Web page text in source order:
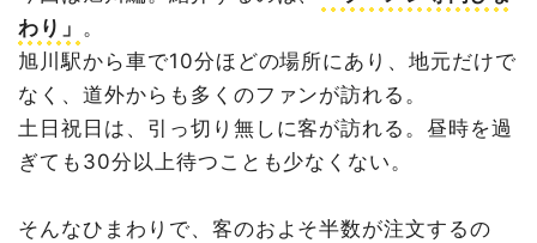
わり」 。
旭川駅から車で10分ほどの場所にあり、地元だけで
なく、道外からも多くのファンが訪れる。
土日祝日は、引っ切り無しに客が訪れる。昼時を過
ぎても30分以上待つことも少なくない。
そんなひまわりで、客のおよそ半数が注文するの